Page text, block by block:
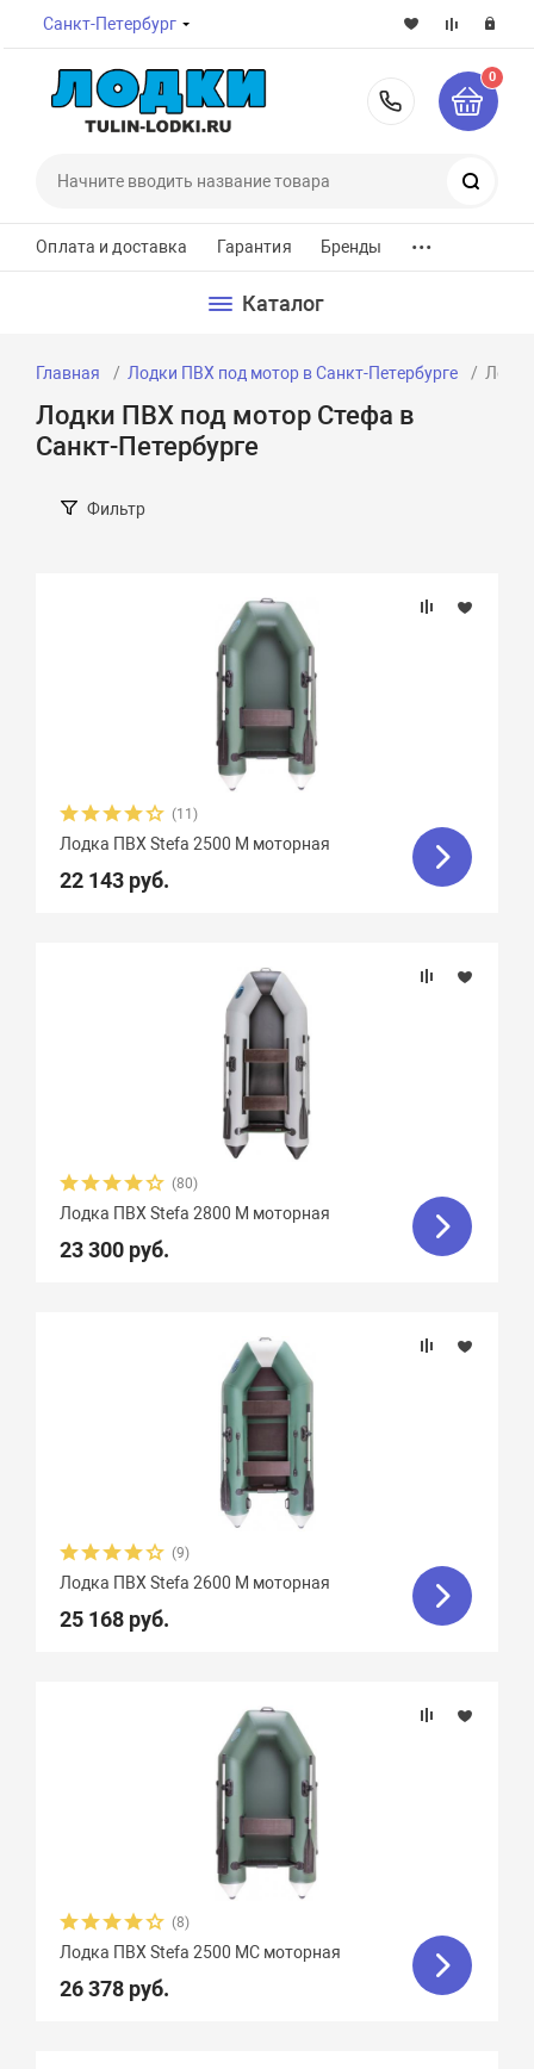
Санкт-Петербург
8-800-
0
Оплата и доставка Гарантия Бренды ...
Каталог
Главная Лодки ПВХ под мотор в Санкт-Петербурге
Лодки ПВХ под мотор Стефа в
Санкт-Петербурге
Фильтр
Длина кокпита, см
Плотность ткани, г/м2
Грузоподъемность
Пассажировместимость
Надувных отсеков
Максимальная мощность мотора, л.с.
Вес, кг
Вид транца
Крепление сидений
(11)
Лодка ПВХ Stefa 2500 M моторная
22 143 руб.
(80)
Лодка ПВХ Stefa 2800 М моторная
23 300 руб.
(9)
Лодка ПВХ Stefa 2600 М моторная
25 168 руб.
(8)
Лодка ПВХ Stefa 2500 МС моторная
26 378 руб.